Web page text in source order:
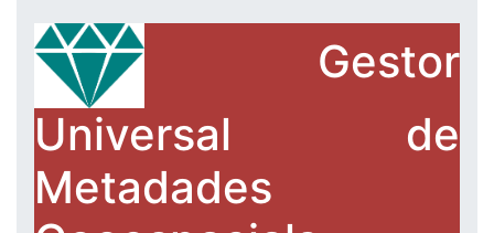
Gestor
Universal de
Metadades